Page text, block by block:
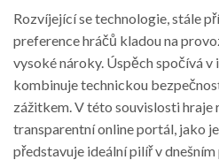
Rozvíjející se technologie, stále
preference hráčů kladou na
vysoké nároky. Úspěch spočívá
kombinuje technickou
zážitkem. V této souvislosti
transparentní online portál, jako
představuje ideální pilíř v